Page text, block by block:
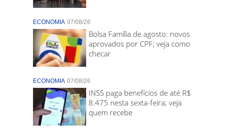
ECONOMIA 07/08/26
Bolsa Família de agosto: novos
aprovados por CPF; veja como
checar
ECONOMIA 07/08/26
INSS paga benefícios de até R$
8.475 nesta sexta-feira; veja
quem recebe